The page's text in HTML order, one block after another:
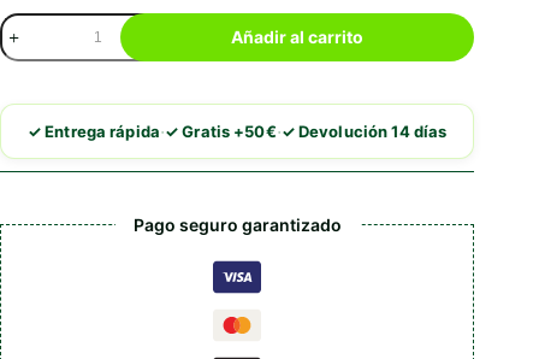
Disugual
Recovery
Salmón
Añadir al carrito
✓ Entrega rápida·✓ Gratis +50€·✓ Devolución 14 días
Pago seguro garantizado